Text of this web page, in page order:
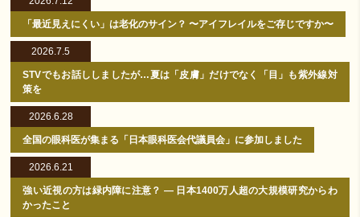
「最近見えにくい」は老化のサイン？ 〜アイフレイルをご存じですか〜
2026.7.5
STVでもお話ししましたが…夏は「皮膚」だけでなく「目」も紫外線対
策を
2026.6.28
全国の眼科医が集まる「日本眼科医会代議員会」に参加しました
2026.6.21
強い近視の方は緑内障に注意？ ― 日本1400万人超の大規模研究からわ
かったこと